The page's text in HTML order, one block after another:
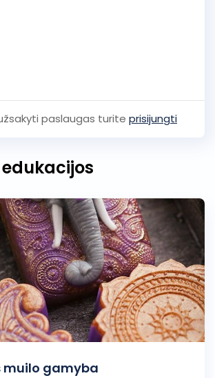
paslaugas turite prisijungti
muilo gamyba